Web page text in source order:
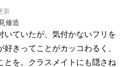
新
修造
ていたが、気付かないフリを
好きってことがカッコわるく、
とを。クラスメイトにも隠さね